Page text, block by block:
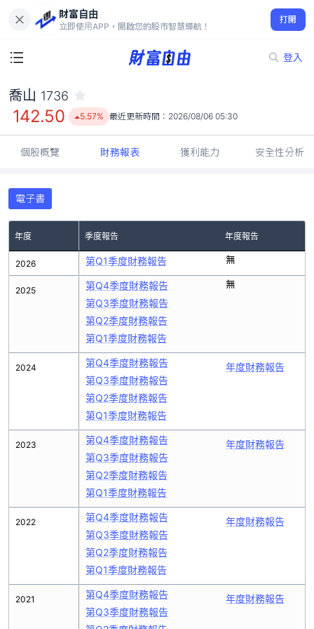
財富自由
立即使用APP，開啟您的股市智慧導航！
打開
登入
142.50
5.57%
喬山 1736
142.50 5.57% 最近更新時間： 2026/08/06 05:30
個股概覽 財務報表 獲利能力 安全性分析
電子書
年度 季度報告 年度報告
2026
2025
2024
2023
2022
2021
第Q1季度財務報告 無
第Q4季度財務報告
第Q3季度財務報告
第Q2季度財務報告
第Q1季度財務報告
無
第Q4季度財務報告
第Q3季度財務報告
第Q2季度財務報告
第Q1季度財務報告
年度財務報告
第Q4季度財務報告
第Q3季度財務報告
第Q2季度財務報告
第Q1季度財務報告
年度財務報告
第Q4季度財務報告
第Q3季度財務報告
第Q2季度財務報告
第Q1季度財務報告
年度財務報告
第Q4季度財務報告
第Q3季度財務報告
年度財務報告